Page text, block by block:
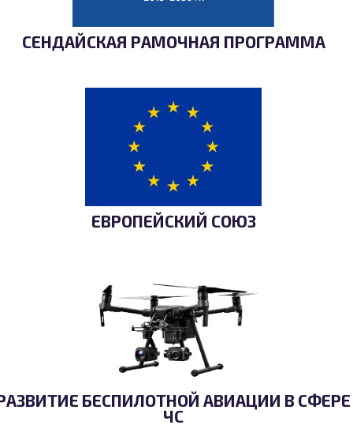
СЕНДАЙСКАЯ РАМОЧНАЯ ПРОГРАММА
ЕВРОПЕЙСКИЙ СОЮЗ
БЕСПИЛОТНОЙ АВИАЦИИ В СФЕРЕ
ЧС